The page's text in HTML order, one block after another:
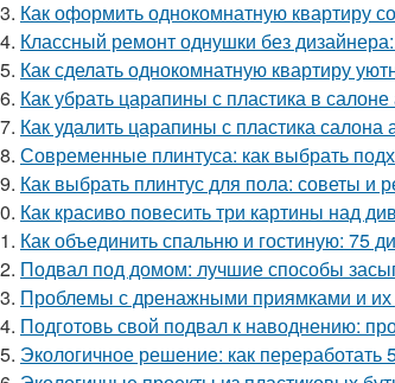
Как оформить однокомнатную квартиру
Классный ремонт однушки без
Как сделать однокомнатную квартиру
Как убрать царапины с пластика в
Как удалить царапины с пластика
Современные плинтуса: как выбрать
Как выбрать плинтус для пола: советы и
Как красиво повесить три картины над
Как объединить спальню и гостиную: 75
Подвал под домом: лучшие способы
Проблемы с дренажными приямками и
Подготовь свой подвал к наводнению:
Экологичное решение: как